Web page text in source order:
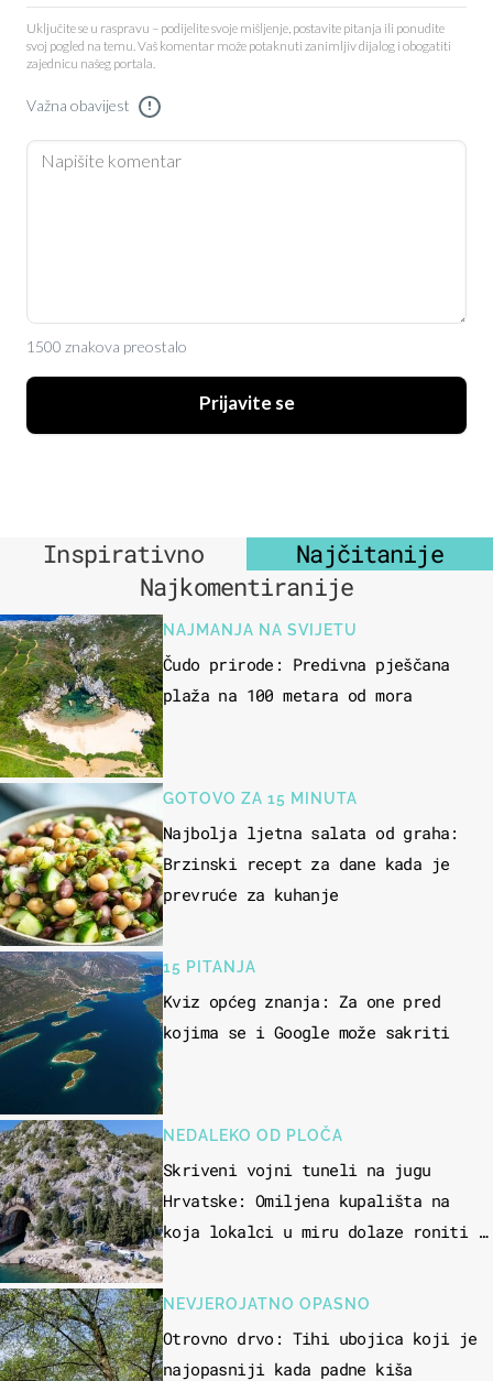
Uključite se u raspravu – podijelite svoje mišljenje, postavite pitanja ili ponudite
svoj pogled na temu. Vaš komentar može potaknuti zanimljiv dijalog i obogatiti
zajednicu našeg portala.
Važna obavijest !
1500 znakova preostalo
Prijavite se
Inspirativno
Najčitanije
Najkomentiranije
NAJMANJA NA SVIJETU
Čudo prirode: Predivna pješčana
plaža na 100 metara od mora
GOTOVO ZA 15 MINUTA
Najbolja ljetna salata od graha:
Brzinski recept za dane kada je
prevruće za kuhanje
15 PITANJA
Kviz općeg znanja: Za one pred
kojima se i Google može sakriti
NEDALEKO OD PLOČA
Skriveni vojni tuneli na jugu
Hrvatske: Omiljena kupališta na
koja lokalci u miru dolaze roniti i
NEVJEROJATNO OPASNO
Otrovno drvo: Tihi ubojica koji je
najopasniji kada padne kiša